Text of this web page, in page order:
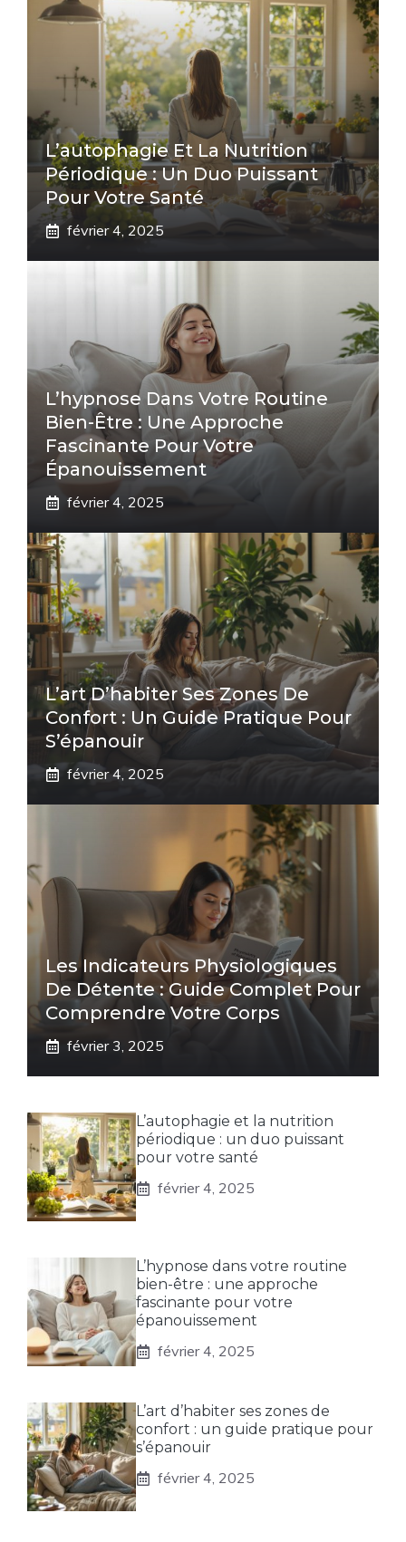
L’autophagie Et La Nutrition
Périodique : Un Duo Puissant
Pour Votre Santé
février 4, 2025
L’hypnose Dans Votre Routine
Bien-Être : Une Approche
Fascinante Pour Votre
Épanouissement
février 4, 2025
L’art D’habiter Ses Zones De
Confort : Un Guide Pratique Pour
S’épanouir
février 4, 2025
Les Indicateurs Physiologiques
De Détente : Guide Complet Pour
Comprendre Votre Corps
février 3, 2025
L’autophagie et la nutrition
périodique : un duo puissant
pour votre santé
février 4, 2025
L’hypnose dans votre routine
bien-être : une approche
fascinante pour votre
épanouissement
février 4, 2025
L’art d’habiter ses zones de
confort : un guide pratique pour
s’épanouir
février 4, 2025